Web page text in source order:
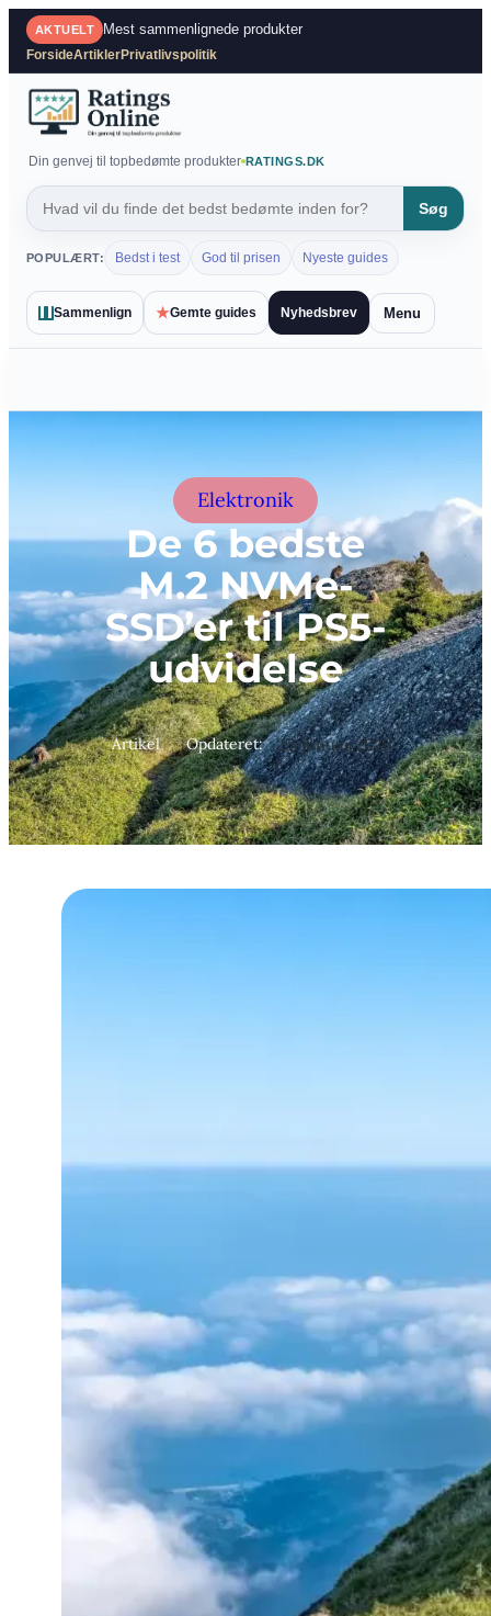
Spring
indhold
AKTUELT Mest sammenlignede produkter
ForsideArtiklerPrivatlivspolitik
Din genvej til topbedømte produkter RATINGS.DK
Søg
POPULÆRT: Bedst i test God til prisen Nyeste guides
Sammenlign ★Gemte guides Nyhedsbrev Menu
Elektronik
De 6 bedste
M.2 NVMe-
SSD’er til PS5-
udvidelse
Artikel Opdateret: 25. januar 2026